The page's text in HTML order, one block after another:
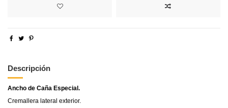
Descripción
Ancho de Caña Especial.
Cremallera lateral exterior.